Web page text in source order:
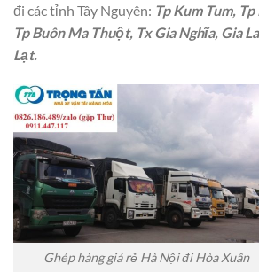
đi các tỉnh Tây Nguyên: Tp Kum Tum,
Tp Buôn Ma Thuột, Tx Gia Nghĩa, Gia
Lạt.
Ghép hàng giá rẻ Hà Nội đi Hòa Xuân